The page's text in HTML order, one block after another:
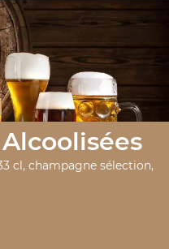
cl, champagne sélection,